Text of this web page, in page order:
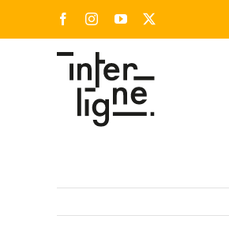
FacebookInstagram
YouTube